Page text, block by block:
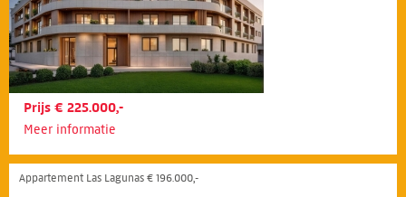
Prijs € 225.000,-
Meer informatie
Appartement Las Lagunas € 196.000,-